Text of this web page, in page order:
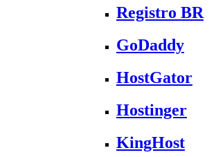
Registro BR
GoDaddy
HostGator
Hostinger
KingHost